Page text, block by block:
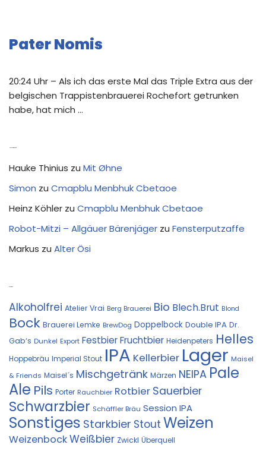
Pater Nomis
20:24 Uhr – Als ich das erste Mal das Triple Extra aus der
belgischen Trappistenbrauerei Rochefort getrunken
habe, hat mich …
Hauke Thinius zu Mit Øhne
Simon zu Cmapblu Menbhuk Cbetaoe
Heinz Köhler zu Cmapblu Menbhuk Cbetaoe
Robot-Mitzi – Allgäuer Bärenjäger zu Fensterputzaffe
Markus zu Alter Ösi
Alkoholfrei Atelier Vrai Berg Brauerei Bio Blech.Brut Blond
Bock Brauerei Lemke BrewDog Doppelbock Double IPA Dr.
Gab‘s Dunkel Export FestbierFruchtbier Heidenpeters Helles
Hoppebräu Imperial Stout IPA Kellerbier Lager Maisel
& Friends Maisel´s Mischgetränk Märzen NEIPA Pale
Ale Pils Porter Rauchbier Rotbier Sauerbier
Schwarzbier Schäffler Bräu Session IPA
Sonstiges Starkbier Stout Weizen
WeizenbockWeißbier Zwickl Überquell